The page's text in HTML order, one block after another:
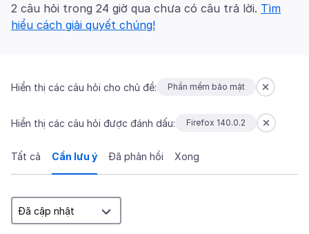
2 câu hỏi trong 24 giờ qua chưa có câu trả lời. Tìm
hiểu cách giải quyết chúng!
Hiển thị các câu hỏi cho chủ đề: Phần mềm bảo mật
Hiển thị các câu hỏi được đánh dấu: Firefox 140.0.2
Tất cả Cần lưu ý Đã phản hồi Xong